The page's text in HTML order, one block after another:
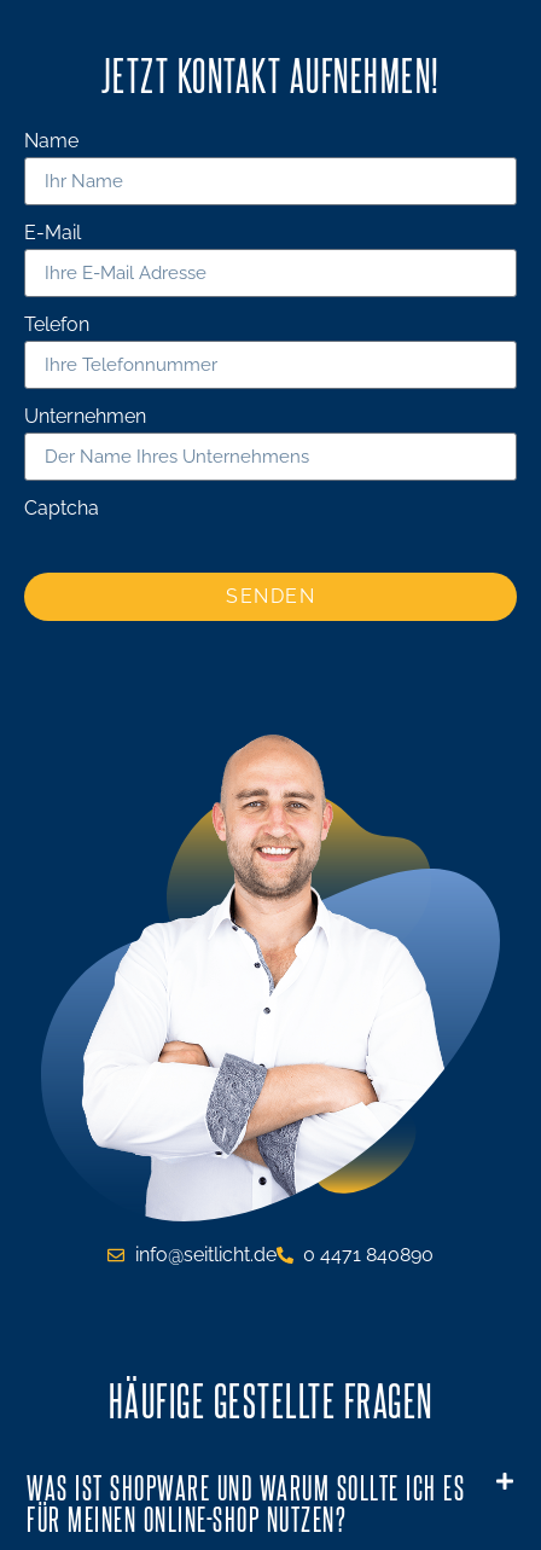
info@seitlicht.de 0 4471 840890
JETZT KONTAKT AUFNEHMEN!
Name
E-Mail
Telefon
Unternehmen
Captcha
SENDEN
HÄUFIGE GESTELLTE FRAGEN
WAS IST SHOPWARE UND WARUM SOLLTE ICH ES
FÜR MEINEN ONLINE-SHOP NUTZEN?